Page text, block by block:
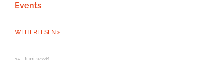
Events
WEITERLESEN »